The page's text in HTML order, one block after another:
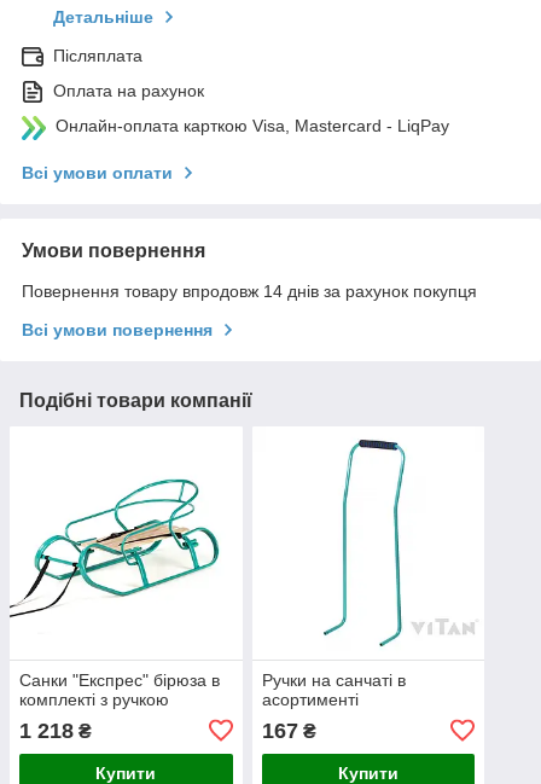
Детальніше
Післяплата
Оплата на рахунок
Онлайн-оплата карткою Visa, Mastercard - LiqPay
Всі умови оплати
Умови повернення
Повернення товару впродовж 14 днів за рахунок покупця
Всі умови повернення
Подібні товари компанії
Санки "Експрес" бірюза в
комплекті з ручкою
1 218 ₴
Купити
Ручки на санчаті в
асортименті
167₴
Купити